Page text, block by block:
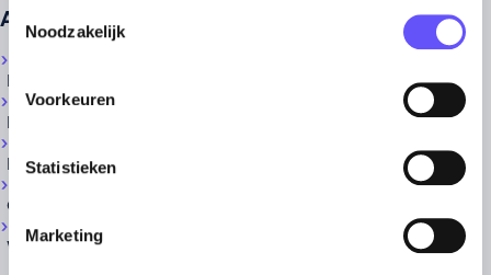
Toestemmingsselectie
Noodzakelijk
Voorkeuren
Statistieken
Marketing
Aansprakelijkheid
Bedrijven
Beroepen
Bestuurders
Onroerend goed
Wegas